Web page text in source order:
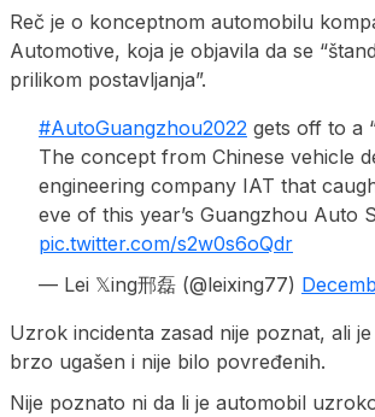
Reč je o konceptnom automobilu
Automotive, koja je objavila da se
prilikom postavljanja”.
#AutoGuangzhou2022 gets off to a
The concept from Chinese vehicle
engineering company IAT that
eve of this year’s Guangzhou Auto
pic.twitter.com/s2w0s6oQdr
— Lei 𝕏ing邢磊 (@leixing77)
Uzrok incidenta zasad nije poznat, ali
brzo ugašen i nije bilo povređenih.
Nije poznato ni da li je automobil